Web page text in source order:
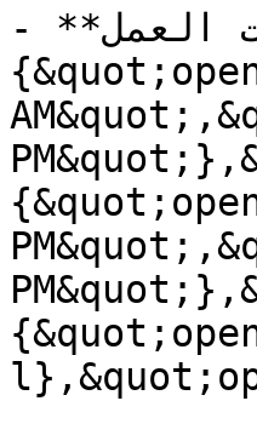
- **ساعات العمل:** {&quot;1&quot;: